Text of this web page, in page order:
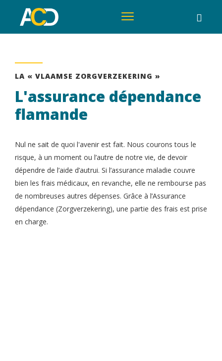
LA « VLAAMSE ZORGVERZEKERING »
L'assurance dépendance
flamande
Nul ne sait de quoi l'avenir est fait. Nous courons tous le
risque, à un moment ou l’autre de notre vie, de devoir
dépendre de l’aide d’autrui. Si l’assurance maladie couvre
bien les frais médicaux, en revanche, elle ne rembourse pas
de nombreuses autres dépenses. Grâce à l’Assurance
dépendance (Zorgverzekering), une partie des frais est prise
en charge.